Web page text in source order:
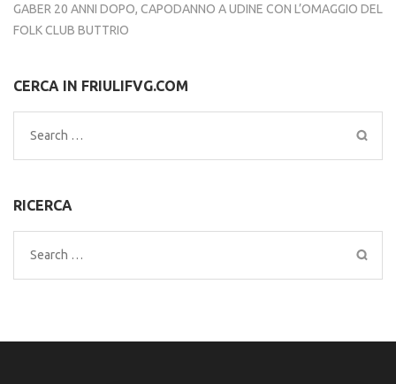
GABER 20 ANNI DOPO, CAPODANNO A UDINE CON L’OMAGGIO DEL
FOLK CLUB BUTTRIO
CERCA IN FRIULIFVG.COM
Search
for:
RICERCA
Search
for: